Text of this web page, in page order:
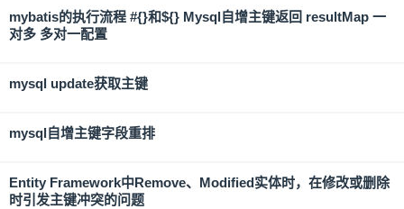
mybatis的执行流程 #{}和${} Mysql自增主键返回 resultMap 一
对多 多对一配置
mysql update获取主键
mysql自增主键字段重排
Entity Framework中Remove、Modified实体时，在修改或删除
时引发主键冲突的问题